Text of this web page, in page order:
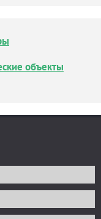
объекты